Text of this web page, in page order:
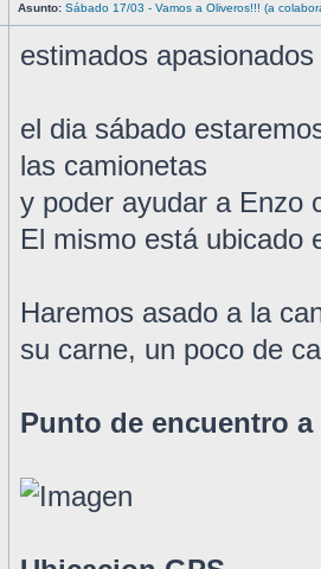
Asunto: Sábado 17/03 - Vamos a Oliveros!!! (a
estimados apasionados
el dia sábado
las camionetas
y poder ayudar a Enzo
El mismo está ubicado
Haremos asado a la
su carne, un poco de
Punto de encuentro a